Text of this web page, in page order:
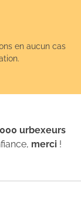
en aucun cas
urbexeurs
merci !